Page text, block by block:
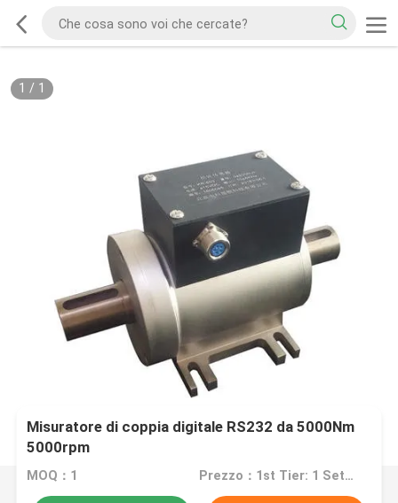
1 / 1
Misuratore di coppia digitale RS232 da 5000Nm
5000rpm
MOQ：1 Prezzo：1st Tier: 1 Set, Unit Price USD 3.00 2nd Tier: 2-5 Sets, Unit Price USD 2.00 3rd Tier: Over 5 Sets, Unit Price USD 1.00